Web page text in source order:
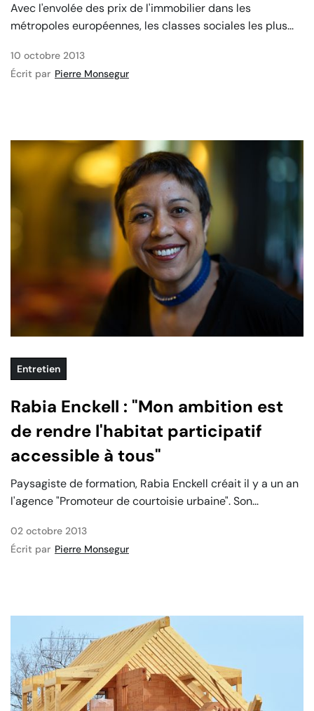
Avec l'envolée des prix de l'immobilier dans les
métropoles européennes, les classes sociales les plus...
10 octobre 2013
Écrit par Pierre Monsegur
Entretien
Rabia Enckell : "Mon ambition est
de rendre l'habitat participatif
accessible à tous"
Paysagiste de formation, Rabia Enckell créait il y a un an
l'agence "Promoteur de courtoisie urbaine". Son...
02 octobre 2013
Écrit par Pierre Monsegur